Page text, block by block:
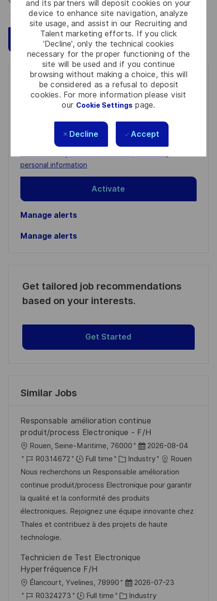
and its partners will deposit cookies on your
device to enhance site navigation, analyze
site usage, and assist in our Recruiting and
Talent marketing efforts. If you click
'Decline', only the technical cookies
necessary for the proper functioning of the
site will be used and if you continue
browsing without making a choice, this will
be considered as a refusal to deposit
cookies. For more information please visit
our Cookie Settings page.
Decline Accept
Apply Now Save
Get notified for similar jobs
You'll receive updates once a week
(Required)
personal information
Activate
Manage alerts
Manage alerts
Get tailored job recommendations
based on your interests.
Get Started
Similar Jobs
Responsable amélioration continue
produit/process Electronique - F/H
L
o
c
a
t
i
o
n
Rouen, Seine-Maritime, 76000
P
o
s
t
e
d
D
e
2026-08-04
J
o
b
d
R0314672 Full time
C
a
t
e
g
o
Industry
Rouen
Nous recherchons un Responsable amélioration
continue produit/process Electronique pour garantir
la qualité et la conformité des produits
électroniques. Rejoignez une équipe innovante chez
Thales et contribuez à des projets de haute
technologie.
Technicien de Test Electronique
Hyperfréquence F/H
L
o
Élancourt, Yvelines, 78990
P
o
2026-07-23
J
R0324273 Full time
C Industry